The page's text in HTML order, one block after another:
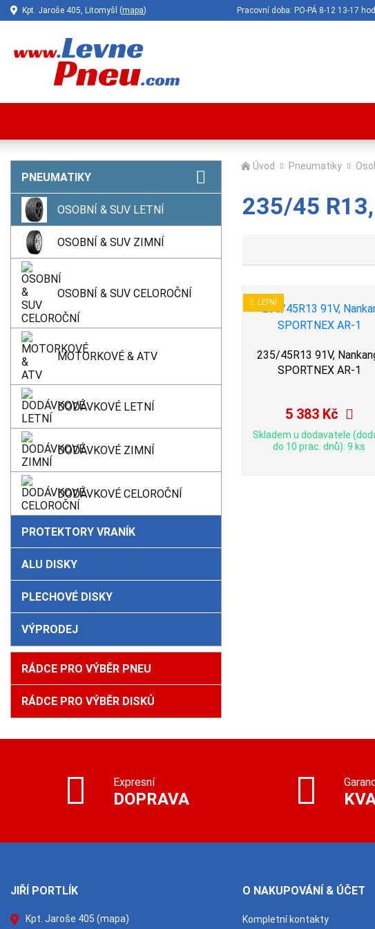
Kpt. Jaroše 405, Litomyšl (mapa) Pracovní doba: PO-PÁ 8-12 13-17
PNEUMATIKY
OSOBNÍ & SUV LETNÍ
OSOBNÍ & SUV ZIMNÍ
OSOBNÍ & SUV CELOROČNÍ
MOTORKOVÉ & ATV
DODÁVKOVÉ LETNÍ
DODÁVKOVÉ ZIMNÍ
DODÁVKOVÉ CELOROČNÍ
PROTEKTORY VRANÍK
ALU DISKY
PLECHOVÉ DISKY
VÝPRODEJ
RÁDCE PRO VÝBĚR PNEU
RÁDCE PRO VÝBĚR DISKŮ
Úvod Pneumatiky
235/45
LETNÍ
235/45R13 91V,
SPORTNEX AR-1
5 383 Kč
Skladem u dodavatele
do 10 prac. dnů): 9 ks
Expresní
DOPRAVA
JIŘÍ PORTLÍK
Kpt. Jaroše 405 (mapa)
O NAKUPOVÁNÍ & ÚČET
Kompletní kontakty